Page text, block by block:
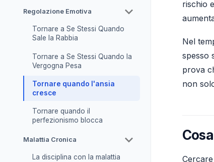
Regolazione Emotiva
Tornare a Se Stessi Quando
Sale la Rabbia
Tornare a Se Stessi Quando la
Vergogna Pesa
Tornare quando l'ansia
cresce
Tornare quando il
perfezionismo blocca
Malattia Cronica
La disciplina con la malattia
rischio
Nel
spesso
prova
non